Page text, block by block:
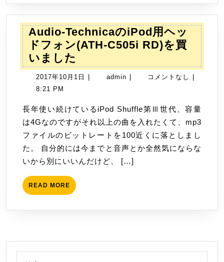
し
た
Audio-TechnicaのiPod用ヘッ
ドフォン(ATH-C505i RD)を買
いました
Technica
の
用
ヘ
ッ
ド
フ
C505i
を
買
2017年10月1日
2017
月
1
日
admin adminコメントなし
8:21 PM
長年使い続けているiPod Shuffle第Ⅲ世代、容量
は4Gなのですがそれ以上の曲を入れたくて、mp3
ファイルのビットレートを100近くに落としまし
た。 自分的には今までと音声とか全然気にならな
いから別にいいんだけど、 […]
READ MORE READ
MORE